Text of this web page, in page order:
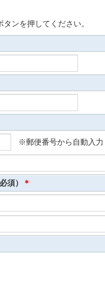
ンを押してください。
※郵便番号から自動入力
須） ＊